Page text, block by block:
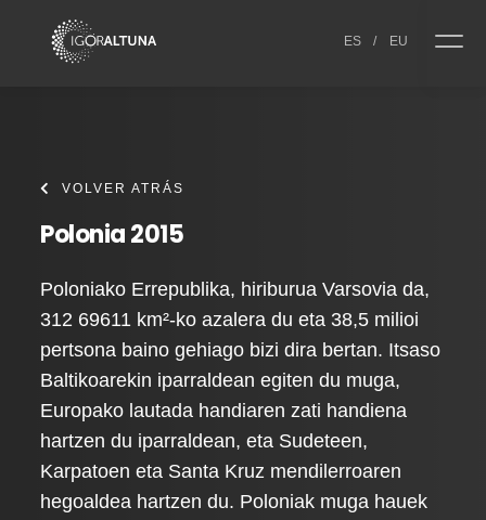
ES / EU
VOLVER ATRÁS
Polonia 2015
Poloniako Errepublika, hiriburua Varsovia da,
312 69611 km²-ko azalera du eta 38,5 milioi
pertsona baino gehiago bizi dira bertan. Itsaso
Baltikoarekin iparraldean egiten du muga,
Europako lautada handiaren zati handiena
hartzen du iparraldean, eta Sudeteen,
Karpatoen eta Santa Kruz mendilerroaren
hegoaldea hartzen du. Poloniak muga hauek